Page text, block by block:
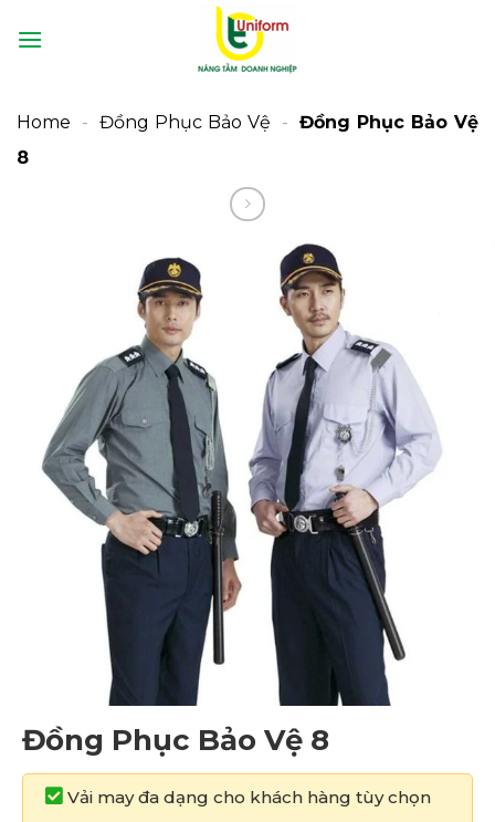
qua
Home
- Đồng Phục Bảo Vệ - Đồng Phục Bảo Vệ
8
Đồng Phục Bảo Vệ 8
Vải may đa dạng cho khách hàng tùy chọn